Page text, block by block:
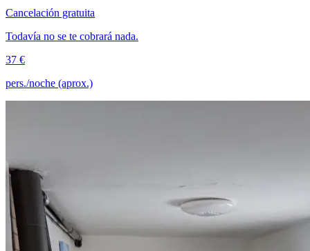
Cancelación gratuita
Todavía no se te cobrará nada.
37 €
pers./noche (aprox.)